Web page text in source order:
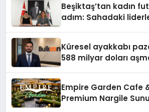
Beşiktaş’tan kadın
adım: Sahadaki
Küresel ayakkabı
588 milyar doları
Empire Garden Cafe
Premium Nargile